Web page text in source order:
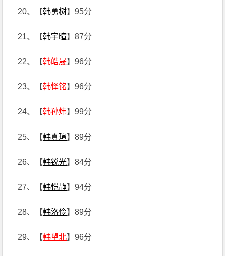
20、【韩勇树】95分
21、【韩宇暄】87分
22、【韩皓晟】96分
23、【韩怿铭】96分
24、【韩孙炜】99分
25、【韩真瑄】89分
26、【韩锐光】84分
27、【韩恺静】94分
28、【韩洛伶】89分
29、【韩望北】96分